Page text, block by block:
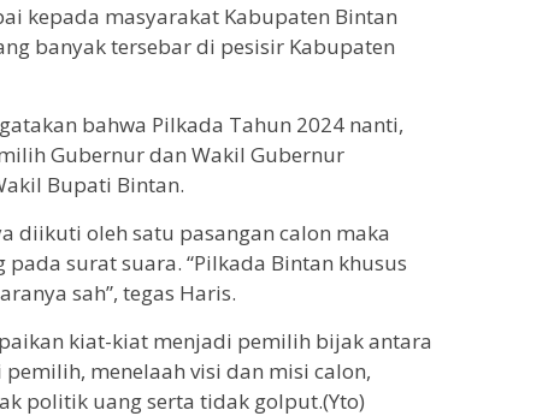
kepada masyarakat Kabupaten Bintan
banyak tersebar di pesisir Kabupaten
bahwa Pilkada Tahun 2024 nanti,
Gubernur dan Wakil Gubernur
Bupati Bintan.
diikuti oleh satu pasangan calon maka
surat suara. “Pilkada Bintan khusus
sah”, tegas Haris.
kiat-kiat menjadi pemilih bijak antara
menelaah visi dan misi calon,
politik uang serta tidak golput.(Yto)